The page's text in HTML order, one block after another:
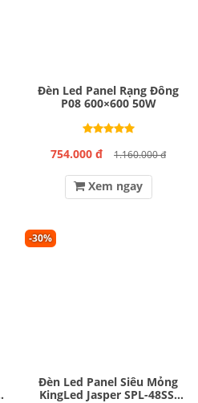
Đèn Led Panel Rạng Đông
P08 600×600 50W
754.000 đ 1.160.000 đ
Xem ngay
-30%
Đèn Led Panel Siêu Mỏng
KingLed Jasper SPL-48SS-